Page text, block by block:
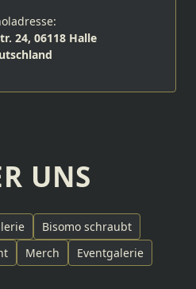
24, 06118 Halle
UNS
Bisomo schraubt
Merch Eventgalerie